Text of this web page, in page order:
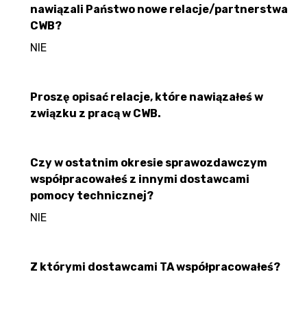
nawiązali Państwo nowe relacje/partnerstwa
CWB?
NIE
Proszę opisać relacje, które nawiązałeś w
związku z pracą w CWB.
Czy w ostatnim okresie sprawozdawczym
współpracowałeś z innymi dostawcami
pomocy technicznej?
NIE
Z którymi dostawcami TA współpracowałeś?